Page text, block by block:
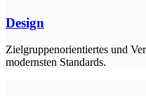
Design
Zielgruppenorientiertes und
modernsten Standards.